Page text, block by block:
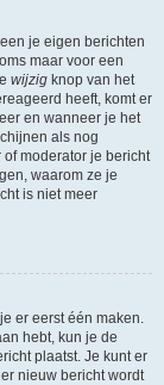
je eigen berichten
maar voor een
wijzig knop van het
heeft, komt er
en wanneer je het
als nog
moderator je bericht
waarom ze je
is niet meer
er eerst één maken.
hebt, kun je de
plaatst. Je kunt er
nieuw bericht wordt